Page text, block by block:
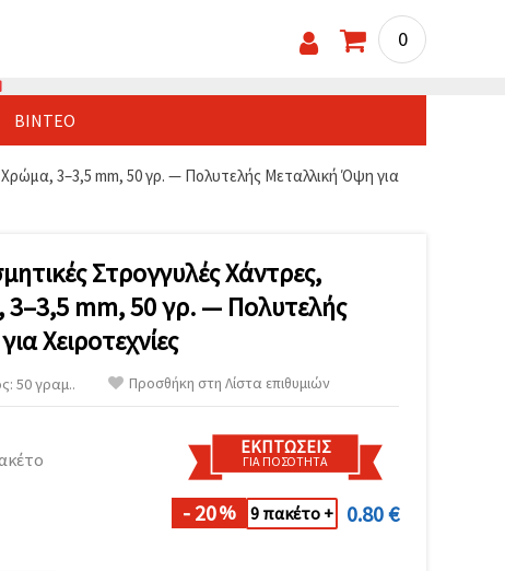
0
ΒΊΝΤΕΟ
3–3,5 mm, 50 γρ. — Πολυτελής Μεταλλική Όψη για
Στρογγυλές Χάντρες,
mm, 50 γρ. — Πολυτελής
Χειροτεχνίες
50 γραμ.. Προσθήκη στη Λίστα επιθυμιών
ΕΚΠΤΏΣΕΙΣ
ΓΙΑ ΠΟΣΌΤΗΤΑ
- 20% 9 πακέτο + 0.80 €